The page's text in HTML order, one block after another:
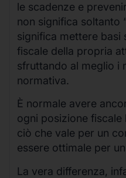
le scadenze e
non significa soltanto
significa mettere basi
fiscale della propria
sfruttando al meglio i
normativa.
È normale avere
ogni posizione fiscale
ciò che vale per un
essere ottimale per
La vera differenza,